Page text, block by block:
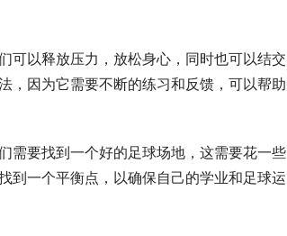
可以释放压力，放松身心，同时也可以结交
，因为它需要不断的练习和反馈，可以帮助
需要找到一个好的足球场地，这需要花一些
到一个平衡点，以确保自己的学业和足球运